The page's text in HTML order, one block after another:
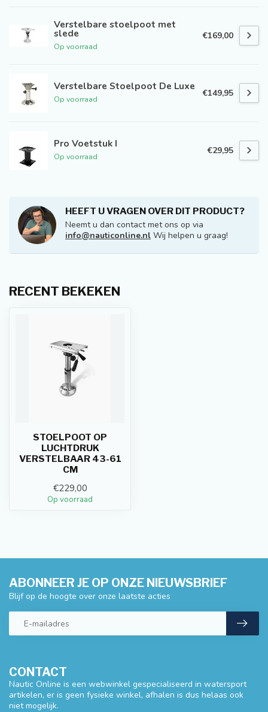
Verstelbare stoelpoot met
slede
Op voorraad
€169,00
Verstelbare Stoelpoot De Luxe
Op voorraad
€149,95
Pro Voetstuk I
Op voorraad
€29,95
HEEFT U VRAGEN OVER DIT PRODUCT?
Neemt u dan contact met ons op via
info@nauticonline.nl Wij helpen u graag!
RECENT BEKEKEN
STOELPOOT OP
LUCHTDRUK
VERSTELBAAR 43-61
CM
€229,00
Op voorraad
CONTACT
Nautic Online is een webwinkel gespecialiseerd in watersport
artikelen, er is geen fysieke winkel, afhalen is dus helaas ook
niet mogelijk.
ABONNEER JE OP ONZE NIEUWSBRIEF
Blijf op de hoogte over onze laatste acties